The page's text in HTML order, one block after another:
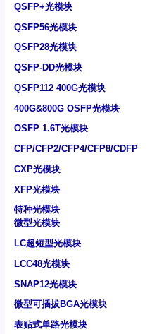
QSFP+光模块
QSFP56光模块
QSFP28光模块
QSFP-DD光模块
QSFP112 400G光模块
400G&800G OSFP光模块
OSFP 1.6T光模块
CFP/CFP2/CFP4/CFP8/CDFP
CXP光模块
XFP光模块
特种光模块
微型光模块
LC超短型光模块
LCC48光模块
SNAP12光模块
微型可插拔BGA光模块
表贴式单路光模块